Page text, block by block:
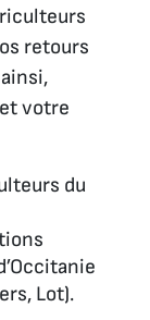
retours
votre
du
Lot).